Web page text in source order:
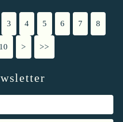
3 4 5 6 7 8
10 20
30
40
50
> >>